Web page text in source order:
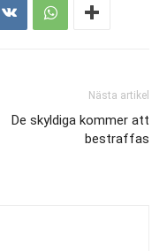
Nästa artikel
De skyldiga kommer att
bestraffas